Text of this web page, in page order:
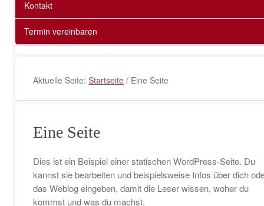
Kontakt
Termin vereinbaren
Aktuelle Seite:Startseite / Eine Seite
Eine Seite
Dies ist ein Beispiel einer statischen WordPress-Seite. Du
kannst sie bearbeiten und beispielsweise Infos über dich
das Weblog eingeben, damit die Leser wissen, woher du
kommst und was du machst.